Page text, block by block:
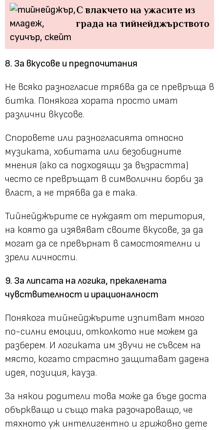
С влакчето на ужасите из
града на тийнейджърството
8. За вкусове и предпочитания
Не всяко разногласие трябва да се превръща в
битка. Понякога хората просто имат
различни вкусове.
Споровете или разногласията относно
музиката, хобитата или безобидните
мнения (ако са подходящи за възрастта)
често се превръщат в символични борби за
власт, а не трябва да е така.
Тийнейджърите се нуждаят от територия,
на която да изявяват своите вкусове, за да
могат да се превърнат в самостоятелни и
зрели личности.
9. За липсата на логика, прекалената
чувствителност и ирационалност
Понякога тийнейджърите изпитват много
по-силни емоции, отколкото ние можем да
разберем. И логиката им звучи не съвсем на
място, когато страстно защитават дадена
идея, позиция, кауза.
За някои родители това може да бъде доста
объркващо и също така разочароващо, че
тяхното уж интелигентно и грижовно дете